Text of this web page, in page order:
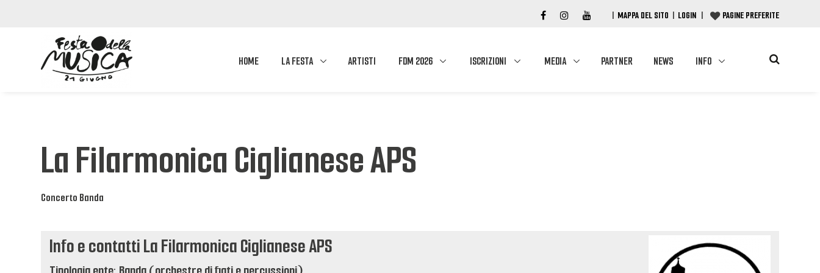
| MAPPA DEL SITO | LOGIN | PAGINE PREFERITE
HOME LA FESTA ARTISTI FDM 2026 ISCRIZIONI MEDIA PARTNER NEWS INFO
La Filarmonica Ciglianese APS
Concerto Banda
Info e contatti La Filarmonica Ciglianese APS